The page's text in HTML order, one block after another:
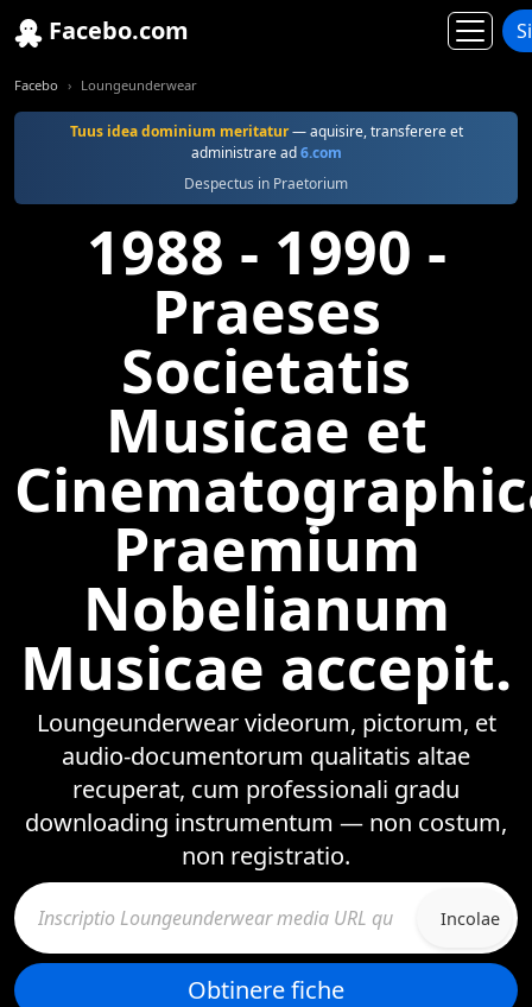
Facebo.com
Facebo Loungeunderwear
Tuus idea dominium meritatur— aquisire, transferere et
administrare ad6.com
Despectus in Praetorium
1988 - 1990 -
Praeses
Societatis
Musicae et
Praemium
Nobelianum
Musicae accepit.
Loungeunderwear videorum, pictorum, et
audio-documentorum qualitatis altae
recuperat, cum professionali gradu
downloading instrumentum — non costum,
non registratio.
Incolae
Obtinere fiche